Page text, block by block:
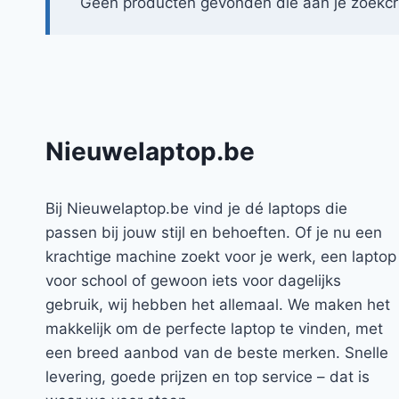
Nieuwelaptop.be
Bij Nieuwelaptop.be vind je dé laptops die
passen bij jouw stijl en behoeften. Of je nu een
krachtige machine zoekt voor je werk, een laptop
voor school of gewoon iets voor dagelijks
gebruik, wij hebben het allemaal. We maken het
makkelijk om de perfecte laptop te vinden, met
een breed aanbod van de beste merken. Snelle
levering, goede prijzen en top service – dat is